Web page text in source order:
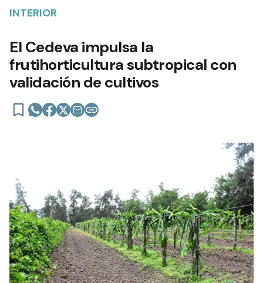
INTERIOR
El Cedeva impulsa la
frutihorticultura subtropical con
validación de cultivos